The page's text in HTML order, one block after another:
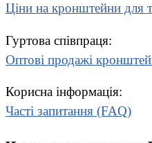
Ціни на кронштейни для
Гуртова співпраця:
Оптові продажі
Корисна інформація:
Часті запитання (FAQ)